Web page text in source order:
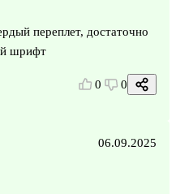
переплет, достаточно
шрифт
0 0
06.09.2025